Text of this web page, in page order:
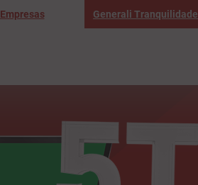
Empresas Generali Tranquilidade